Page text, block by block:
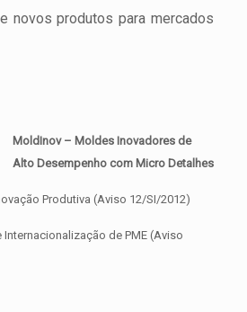
novos produtos para mercados
MoldInov – Moldes Inovadores de
Alto Desempenho com Micro Detalhes
Produtiva (Aviso 12/SI/2012)
Internacionalização de PME (Aviso